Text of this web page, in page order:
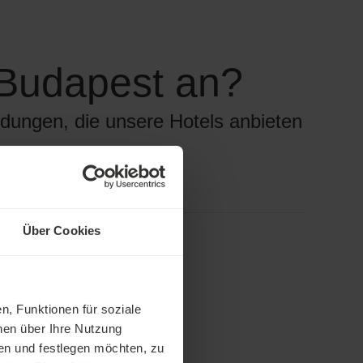
Über Cookies
Funktionen für soziale
über Ihre Nutzung
und festlegen möchten, zu
an?
die unsere Hotels anbieten
Veranstaltungen
Schlamm
den Körper